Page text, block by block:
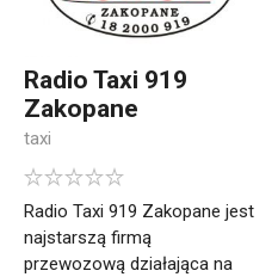
Radio Taxi 919
Zakopane
taxi
Radio Taxi 919 Zakopane jest
najstarszą firmą
przewozową działająca na